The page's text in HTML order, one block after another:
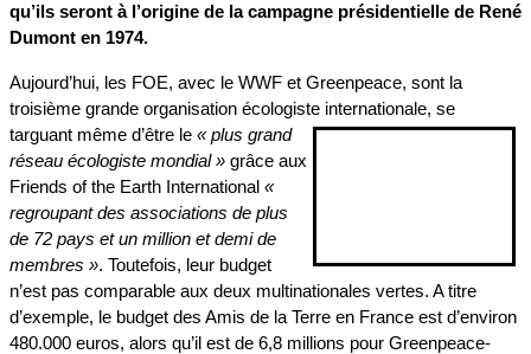
qu’ils seront à l’origine de la campagne présidentielle de René
Dumont en 1974.
Aujourd’hui, les FOE, avec le WWF et Greenpeace, sont la
troisième grande organisation écologiste internationale, se
targuant même d’être le « plus grand
réseau écologiste mondial » grâce aux
Friends of the Earth International «
regroupant des associations de plus
de 72 pays et un million et demi de
membres ». Toutefois, leur budget
n’est pas comparable aux deux multinationales vertes. A titre
d’exemple, le budget des Amis de la Terre en France est d’environ
480.000 euros, alors qu’il est de 6,8 millions pour Greenpeace-